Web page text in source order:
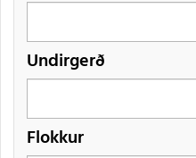
Undirgerð
Flokkur